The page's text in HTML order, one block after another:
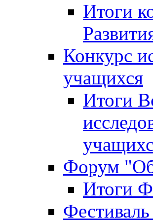
Итоги
Конкурс
учащихся
Итоги
Форум
Итоги